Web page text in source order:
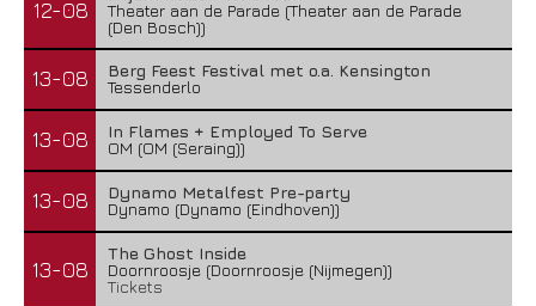
12-08
Theater aan de Parade (Theater aan de Parade
(Den Bosch))
13-08
Berg Feest Festival met o.a. Kensington
Tessenderlo
13-08
In Flames + Employed To Serve
OM (OM (Seraing))
13-08
Dynamo Metalfest Pre-party
Dynamo (Dynamo (Eindhoven))
13-08
The Ghost Inside
Doornroosje (Doornroosje (Nijmegen))
Tickets